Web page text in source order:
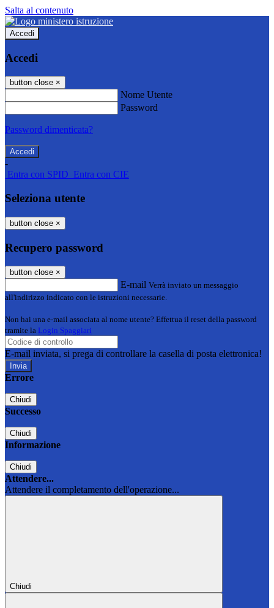
Salta al contenuto
Accedi
Accedi
button close ×
Nome Utente
Password
Password dimenticata?
-
Entra con SPID Entra con CIE
Seleziona utente
button close ×
Recupero password
button close ×
E-mail Verrà inviato un messaggio
all'indirizzo indicato con le istruzioni necessarie.
Non hai una e-mail associata al nome utente? Effettua il reset della password
tramite la Login Spaggiari
E-mail inviata, si prega di controllare la casella di posta elettronica!
Errore
Chiudi
Successo
Chiudi
Informazione
Chiudi
Attendere...
Attendere il completamento dell'operazione...
Chiudi